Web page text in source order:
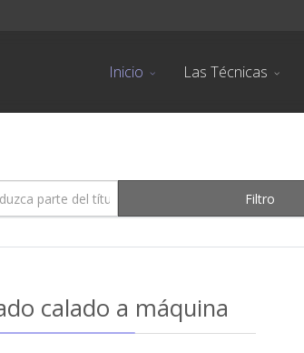
Inicio Las Técnicas
del título Filtro
calado a máquina